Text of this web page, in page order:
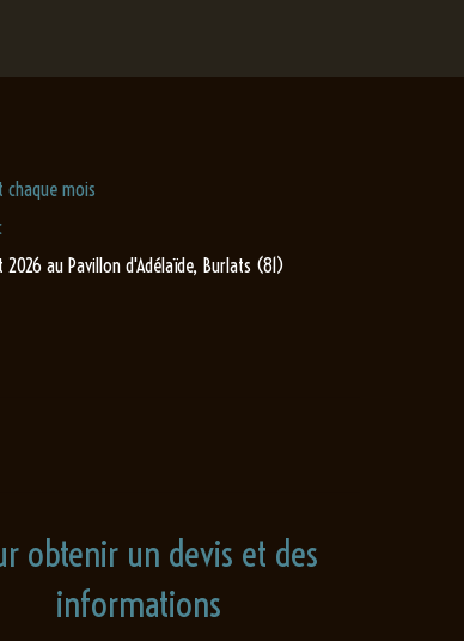
mois
au Pavillon d'Adélaïde, Burlats (81)
obtenir un devis et des
informations